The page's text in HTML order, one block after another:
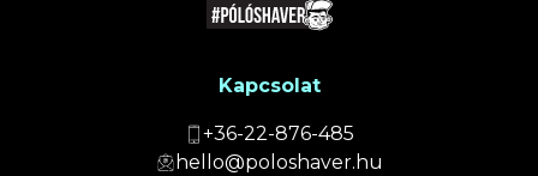
Kapcsolat
+36-22-876-485
hello@poloshaver.hu